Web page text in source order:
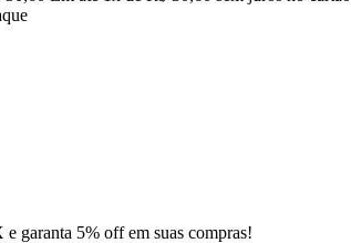
garanta 5% off em suas compras!